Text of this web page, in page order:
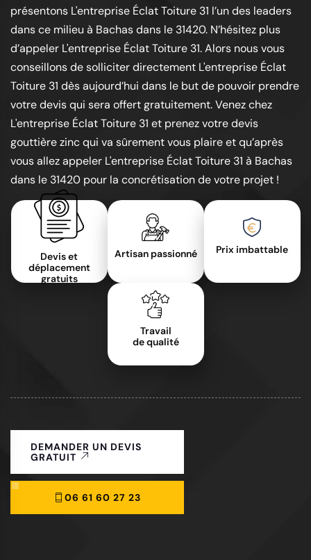
présentons L'entreprise Éclat Toiture 31 l’un des leaders
dans ce milieu à Bachas dans le 31420. N’hésitez plus
d’appeler L'entreprise Éclat Toiture 31. Alors nous vous
conseillons de solliciter directement L'entreprise Éclat
Toiture 31 dès aujourd’hui dans le but de pouvoir prendre
votre devis qui sera offert gratuitement. Venez chez
L'entreprise Éclat Toiture 31 et prenez votre devis
gouttière zinc qui va sûrement vous plaire et qu’après
vous allez appeler L'entreprise Éclat Toiture 31 à Bachas
dans le 31420 pour la concrétisation de votre projet !
Devis et
déplacement
gratuits
Artisan passionné Prix imbattable
Travail
de qualité
DEMANDER UN DEVIS
GRATUIT
06 61 60 27 23